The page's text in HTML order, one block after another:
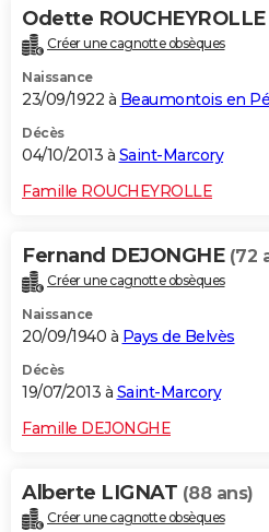
Odette ROUCHEYROLLE
Créer une cagnotte obsèques
Naissance
23/09/1922 à Beaumontois en
Décès
04/10/2013 à Saint-Marcory
Famille ROUCHEYROLLE
Fernand DEJONGHE (72
Créer une cagnotte obsèques
Naissance
20/09/1940 à Pays de Belvès
Décès
19/07/2013 à Saint-Marcory
Famille DEJONGHE
Alberte LIGNAT (88 ans)
Créer une cagnotte obsèques